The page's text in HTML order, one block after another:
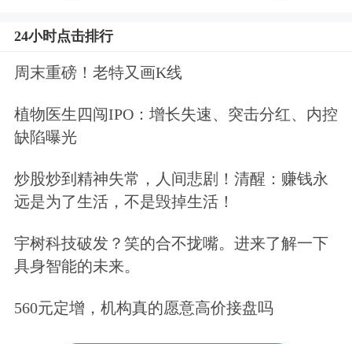
管理判断，政策总基调偏积极，重点关
注中央加杠杆和扩内需、促消费力度。
唯一的考量，政策的思路更应值得关
叠加12月美联储大概率降息，或为中国
24小时点击排行
周末重磅！老特又画K线
植物医生四闯IPO：增长失速、突击分红、内控
缺陷曝光
炒股炒到精神失常，人间悲剧！清醒：赚钱永
远是为了生活，不是毁掉生活！
宇树科技破发？笑的合不拢嘴。进来了解一下
具身智能的未来。
560元定增，机构真的愿意高价接盘吗